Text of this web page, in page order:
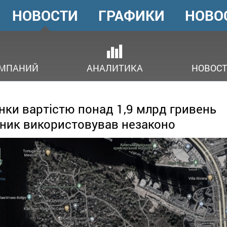
ГОЛОВНЕ
МЕНЮ
НОВОСТИ
АНАЛИТИКА
ГРАФИКИ
вартістю понад 1,9 млрд гривень
використовував незаконо